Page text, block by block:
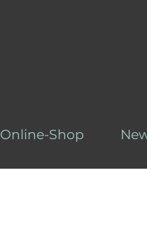
Online-Shop